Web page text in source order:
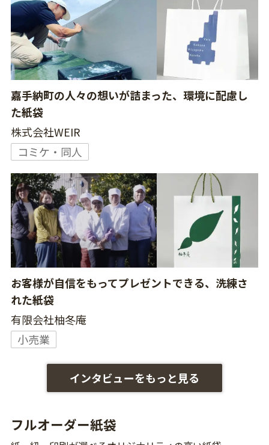
嘉手納町の人々の想いが詰まった、環境に配慮し
た紙袋
株式会社WEIR
コミケ・同人
お客様が自信をもってプレゼントできる、洗練さ
れた紙袋
有限会社柚冬庵
小売業
インタビューをもっと見る
フルオーダー紙袋